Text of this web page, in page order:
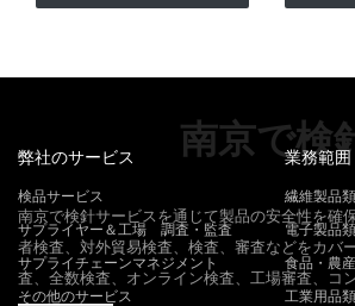
南京で検
南京で検針サービスを通じて製品の安全性を確
者検査、対外貿易検査、検査、審査などをカバ
査、全数検査、オンライン検査、工場審査、コ
弊社のサービス
検品サービス
サプライヤー＆工場 調査・監査
サプライチェーンマネジメント
その他のサービス
業務範囲
繊維製品類
電子製品類
食品・農
工業用品類